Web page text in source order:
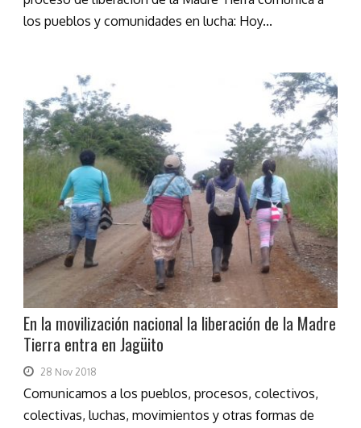
los pueblos y comunidades en lucha: Hoy...
En la movilización nacional la liberación de la Madre
Tierra entra en Jagüito
28 Nov 2018
Comunicamos a los pueblos, procesos, colectivos,
colectivas, luchas, movimientos y otras formas de